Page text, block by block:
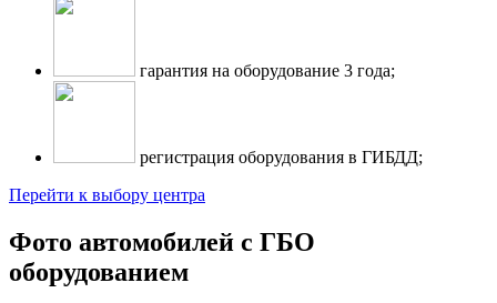
гарантия на оборудование 3 года;
регистрация оборудования в ГИБДД;
Перейти к выбору центра
Фото автомобилей с ГБО
оборудованием